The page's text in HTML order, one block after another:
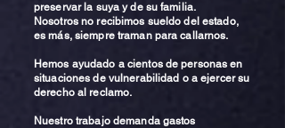
preservar la suya y de su familia.
Nosotros no recibimos sueldo del estado,
es más, siempre traman para callarnos.
Hemos ayudado a cientos de personas en
situaciones de vulnerabilidad o a ejercer su
derecho al reclamo.
Nuestro trabajo demanda gastos